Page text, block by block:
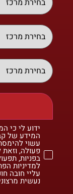
ידוע לי כי
המידע של
עשוי
פעולה,
בפניות,
למדיניות
עליי חובה
נעשית